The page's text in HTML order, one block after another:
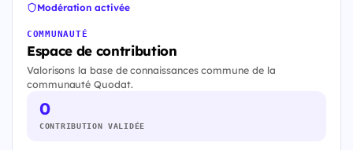
Modération activée
COMMUNAUTÉ
Espace de contribution
Valorisons la base de connaissances commune de la
communauté Quodat.
0
CONTRIBUTION VALIDÉE